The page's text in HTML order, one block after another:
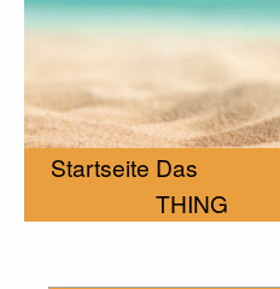
Startseite Das
THING